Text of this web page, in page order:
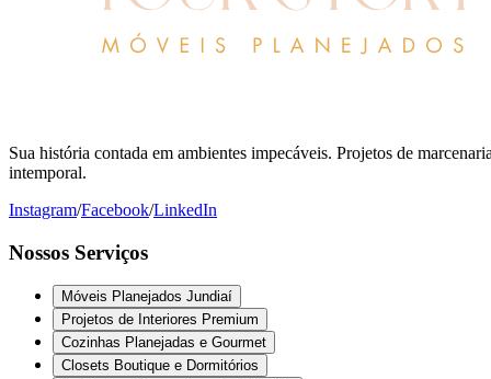
Sua história contada em ambientes impecáveis. Projetos de
intemporal.
Instagram/Facebook/LinkedIn
Nossos Serviços
Móveis Planejados Jundiaí
Projetos de Interiores Premium
Cozinhas Planejadas e Gourmet
Closets Boutique e Dormitórios